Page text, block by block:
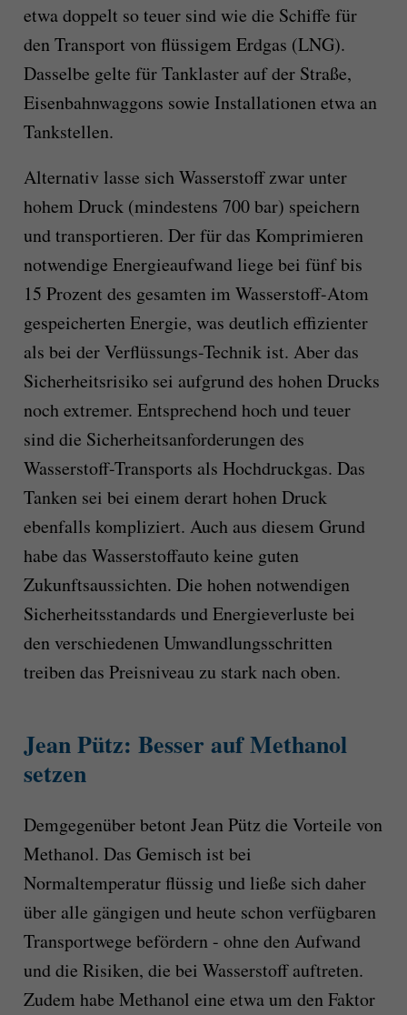
etwa doppelt so teuer sind wie die Schiffe für
den Transport von flüssigem Erdgas (LNG).
Dasselbe gelte für Tanklaster auf der Straße,
Eisenbahnwaggons sowie Installationen etwa an
Tankstellen.
Alternativ lasse sich Wasserstoffzwar unter
hohem Druck (mindestens 700 bar) speichern
und transportieren. Der für das Komprimieren
notwendige Energieaufwand liege bei fünf bis
15 Prozent des gesamten im Wasserstoff-Atom
gespeicherten Energie, was deutlich effizienter
als bei der Verflüssungs-Technik ist. Aber das
Sicherheitsrisiko sei aufgrund des hohen Drucks
noch extremer. Entsprechend hoch und teuer
sind die Sicherheitsanforderungen des
Wasserstoff-Transports als Hochdruckgas. Das
Tanken sei bei einem derart hohen Druck
ebenfalls kompliziert. Auch aus diesem Grund
habe das Wasserstoffauto keine guten
Zukunftsaussichten. Die hohen notwendigen
Sicherheitsstandards und Energieverluste bei
den verschiedenen Umwandlungsschritten
treiben das Preisniveau zu stark nach oben.
Jean Pütz: Besser auf Methanol
setzen
Demgegenüber betont Jean Pütz die Vorteile von
Methanol. Das Gemisch ist bei
Normaltemperatur flüssig und ließe sich daher
über alle gängigen und heute schon verfügbaren
Transportwege befördern - ohne den Aufwand
und die Risiken, die bei Wasserstoff auftreten.
Zudem habe Methanol eine etwa um den Faktor